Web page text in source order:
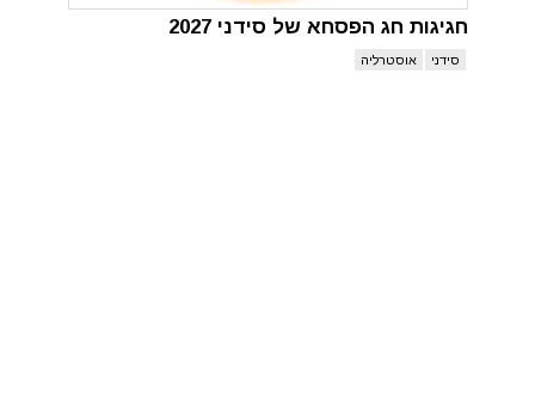
חגיגות חג הפסחא של סידני 2027
סידני אוסטרליה